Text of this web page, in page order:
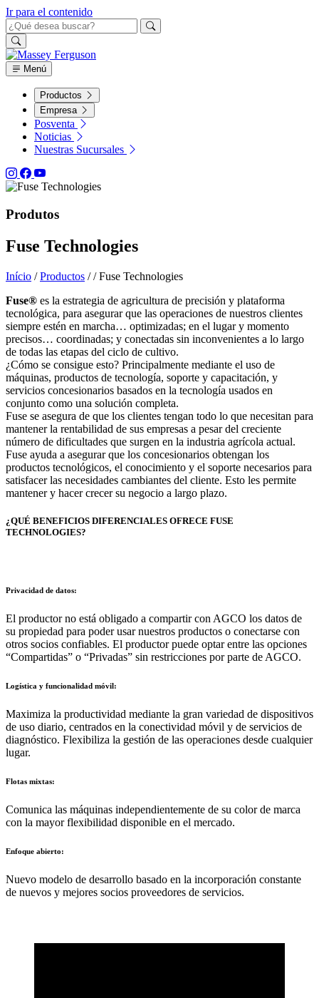
Ir para el contenido
Menú
Productos
Empresa
Posventa
Noticias
Nuestras Sucursales
Produtos
Fuse Technologies
Início / Productos / / Fuse Technologies
Fuse® es la estrategia de agricultura de precisión y plataforma
tecnológica, para asegurar que las operaciones de nuestros clientes
siempre estén en marcha… optimizadas; en el lugar y momento
precisos… coordinadas; y conectadas sin inconvenientes a lo largo
de todas las etapas del ciclo de cultivo.
¿Cómo se consigue esto? Principalmente mediante el uso de
máquinas, productos de tecnología, soporte y capacitación, y
servicios concesionarios basados en la tecnología usados en
conjunto como una solución completa.
Fuse se asegura de que los clientes tengan todo lo que necesitan para
mantener la rentabilidad de sus empresas a pesar del creciente
número de dificultades que surgen en la industria agrícola actual.
Fuse ayuda a asegurar que los concesionarios obtengan los
productos tecnológicos, el conocimiento y el soporte necesarios para
satisfacer las necesidades cambiantes del cliente. Esto les permite
mantener y hacer crecer su negocio a largo plazo.
¿QUÉ BENEFICIOS DIFERENCIALES OFRECE FUSE
TECHNOLOGIES?
Privacidad de datos:
El productor no está obligado a compartir con AGCO los datos de
su propiedad para poder usar nuestros productos o conectarse con
otros socios confiables. El productor puede optar entre las opciones
“Compartidas” o “Privadas” sin restricciones por parte de AGCO.
Logística y funcionalidad móvil:
Maximiza la productividad mediante la gran variedad de dispositivos
de uso diario, centrados en la conectividad móvil y de servicios de
diagnóstico. Flexibiliza la gestión de las operaciones desde cualquier
lugar.
Flotas mixtas:
Comunica las máquinas independientemente de su color de marca
con la mayor flexibilidad disponible en el mercado.
Enfoque abierto:
Nuevo modelo de desarrollo basado en la incorporación constante
de nuevos y mejores socios proveedores de servicios.